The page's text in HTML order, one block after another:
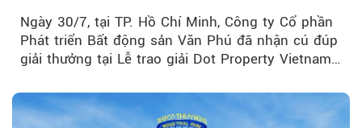
Ngày 30/7, tại TP. Hồ Chí Minh, Công ty Cổ phần
Phát triển Bất động sản Văn Phú đã nhận cú đúp
giải thưởng tại Lễ trao giải Dot Property Vietnam